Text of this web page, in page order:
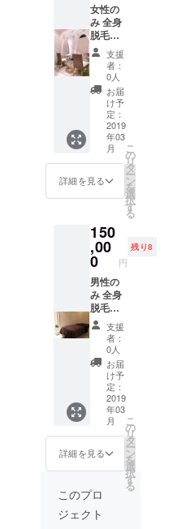
女性の
み 全身
脱毛＋
顔 or
VIOどち
らか
チョイ
5社のレ
ディー
ス全身
脱毛の
平均価
格 12回
24万の
ところ
万税込
にてご
提供さ
せて頂
きます
支援
者：
0人
お届
け予
定：
2019
年03
月
詳細を見る
こ
の
リ
タ
ー
ン
を
選
択
す
る
150
,00
0 円
残り8
男性の
み 全身
脱毛
（顔、
VIO除
く） 大
手4社の
メンズ
全身脱
毛の平
均価格
5回30万
のとこ
ろ 15回
15万 税
込にて
ご提供
させて
いただ
支援
者：
0人
お届
け予
定：
2019
年03
月
詳細を見る
こ
の
リ
タ
ー
ン
を
選
択
す
る
このプロ
ジェクト